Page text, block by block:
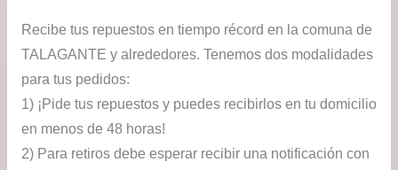
Recibe tus repuestos en tiempo récord en la comuna de
TALAGANTE y alrededores. Tenemos dos modalidades
para tus pedidos:
1) ¡Pide tus repuestos y puedes recibirlos en tu domicilio
en menos de 48 horas!
2) Para retiros debe esperar recibir una notificación con